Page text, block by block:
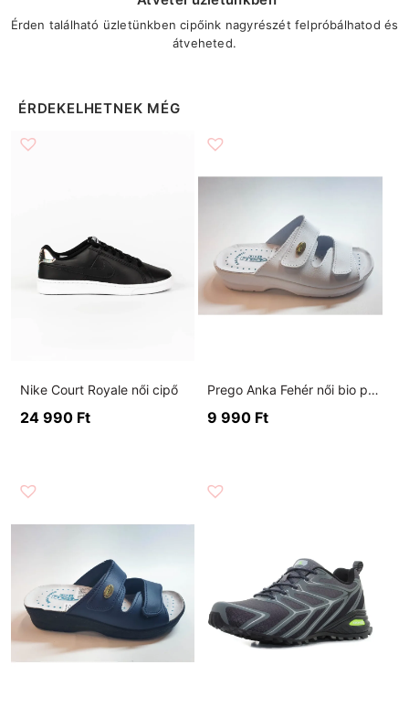
Érden található üzletünkben cipőink nagyrészét felpróbálhatod és
átveheted.
ÉRDEKELHETNEK MÉG
Nike Court Royale női cipő
24 990 Ft
Prego Anka Fehér női bio papucs
9 990 Ft